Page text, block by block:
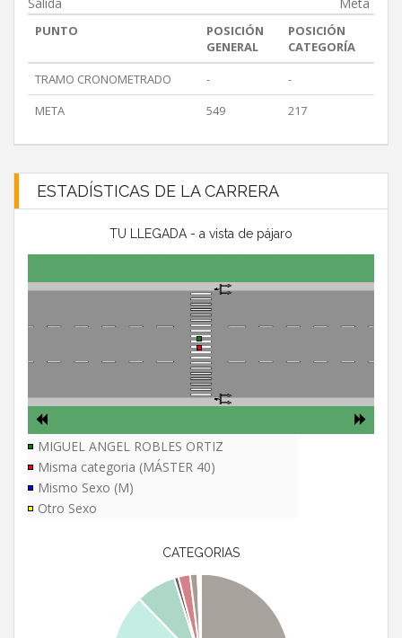
Salida Meta
PUNTO
POSICIÓN
GENERAL
POSICIÓN
CATEGORÍA
TRAMO CRONOMETRADO
-
-
META
549 217
ESTADÍSTICAS DE LA CARRERA
TU LLEGADA - a vista de pájaro
MIGUEL ANGEL ROBLES ORTIZ
Misma categoria (MÁSTER 40)
Mismo Sexo (M)
Otro Sexo
CATEGORIAS